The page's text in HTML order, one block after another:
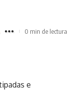
0 min de lectura
e